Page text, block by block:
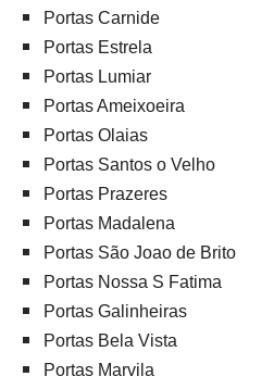
Portas Carnide
Portas Estrela
Portas Lumiar
Portas Ameixoeira
Portas Olaias
Portas Santos o Velho
Portas Prazeres
Portas Madalena
Portas São Joao de Brito
Portas Nossa S Fatima
Portas Galinheiras
Portas Bela Vista
Portas Marvila